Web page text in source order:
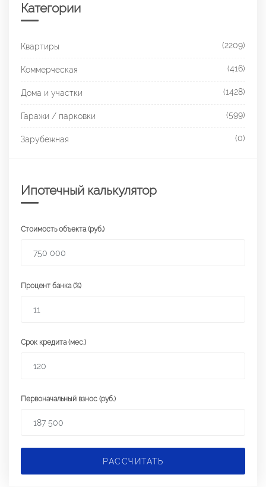
Категории
Квартиры (2209)
Коммерческая (416)
Дома и участки (1428)
Гаражи / парковки (599)
Зарубежная (0)
Ипотечный калькулятор
Стоимость объекта (руб.)
Процент банка (%)
Срок кредита (мес.)
Первоначальный взнос (руб.)
РАССЧИТАТЬ